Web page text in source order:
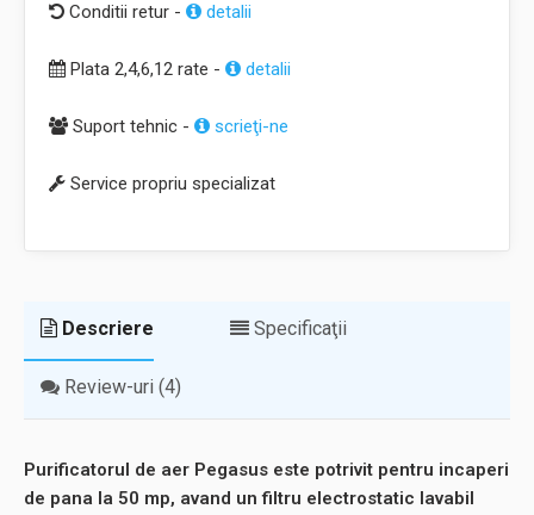
Conditii retur - detalii
Plata 2,4,6,12 rate - detalii
Suport tehnic - scrieţi-ne
Service propriu specializat
Descriere Specificaţii
Review-uri (4)
Purificatorul de aer Pegasus este potrivit pentru incaperi
de pana la 50 mp, avand un filtru electrostatic lavabil